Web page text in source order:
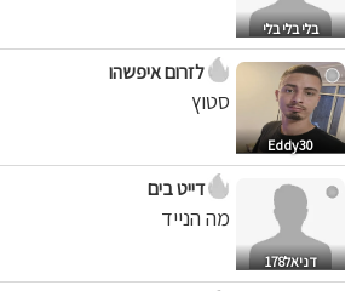
בלי בלי בלי
Eddy30
לזרום איפשהו
סטוץ
דניאל178
דייט בים
מה הנייד